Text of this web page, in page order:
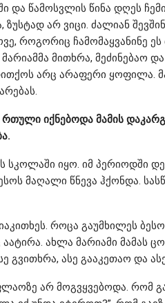
და წამოსვლის წინა დღეს
არ ვიცი. ძალიან
როგორიც ჩამომაყვანინე ეს
მითხრა, მეძინებაო
არც არაფერი ყოფილა.
იქნებოდა მამის
იყო. იმ პერიოდში
მაღალი წნევა ჰქონდა.
როცა გაუმხილეს
აატირა. ახლა მარიამი მამას
გვითხრა, ასე გააკეთაო და
არ მოგვყვებოდა. რომ